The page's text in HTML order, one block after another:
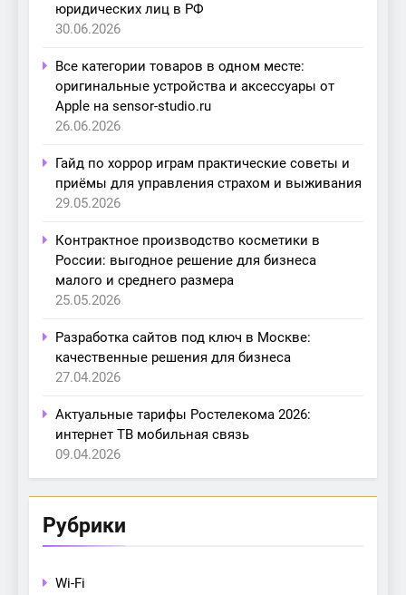
юридических лиц в РФ
30.06.2026
Все категории товаров в одном месте:
оригинальные устройства и аксессуары от
Apple на sensor-studio.ru
26.06.2026
Гайд по хоррор играм практические советы и
приёмы для управления страхом и выживания
29.05.2026
Контрактное производство косметики в
России: выгодное решение для бизнеса
малого и среднего размера
25.05.2026
Разработка сайтов под ключ в Москве:
качественные решения для бизнеса
27.04.2026
Актуальные тарифы Ростелекома 2026:
интернет ТВ мобильная связь
09.04.2026
Рубрики
Wi-Fi